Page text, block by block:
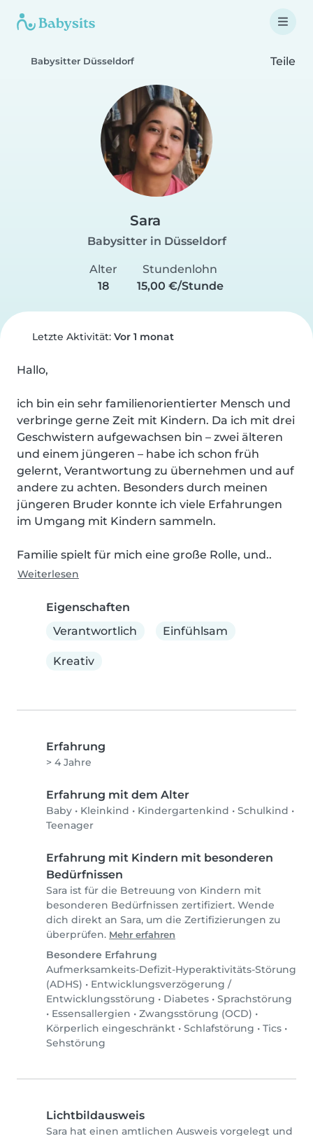
Babysitter Düsseldorf Teile
Sara
Babysitter in Düsseldorf
Alter
18
Stundenlohn
15,00 €/Stunde
Letzte Aktivität: Vor 1 monat
Hallo,
ich bin ein sehr familienorientierter Mensch und
verbringe gerne Zeit mit Kindern. Da ich mit drei
Geschwistern aufgewachsen bin – zwei älteren
und einem jüngeren – habe ich schon früh
gelernt, Verantwortung zu übernehmen und auf
andere zu achten. Besonders durch meinen
jüngeren Bruder konnte ich viele Erfahrungen
im Umgang mit Kindern sammeln.
Familie spielt für mich eine große Rolle, und..
Weiterlesen
Eigenschaften
Verantwortlich
Einfühlsam
Kreativ
Erfahrung
> 4 Jahre
Erfahrung mit dem Alter
Baby • Kleinkind • Kindergartenkind • Schulkind •
Teenager
Erfahrung mit Kindern mit besonderen
Bedürfnissen
Sara ist für die Betreuung von Kindern mit
besonderen Bedürfnissen zertifiziert. Wende
dich direkt an Sara, um die Zertifizierungen zu
überprüfen. Mehr erfahren
Besondere Erfahrung
Aufmerksamkeits-Defizit-Hyperaktivitäts-Störung
(ADHS) • Entwicklungsverzögerung /
Entwicklungsstörung • Diabetes • Sprachstörung
• Essensallergien • Zwangsstörung (OCD) •
Körperlich eingeschränkt • Schlafstörung • Tics •
Sehstörung
Lichtbildausweis
Sara hat einen amtlichen Ausweis vorgelegt und